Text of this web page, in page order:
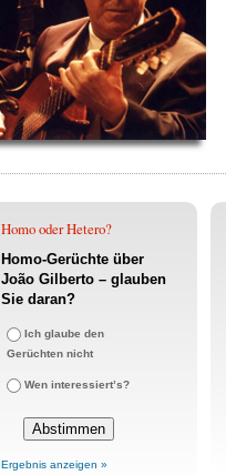
Homo oder Hetero?
Homo-Gerüchte über
João Gilberto – glauben
Sie daran?
Ich glaube den
Gerüchten nicht
Wen interessiert’s?
Ergebnis anzeigen »